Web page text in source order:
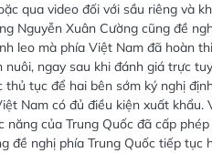
qua video đối với sầu riêng và
Nguyễn Xuân Cường cũng đề
leo mà phía Việt Nam đã hoàn
ngay sau khi đánh giá trực
thủ tục để hai bên sớm ký nghị
Nam có đủ điều kiện xuất
năng của Trung Quốc đã cấp
đề nghị phía Trung Quốc tiếp